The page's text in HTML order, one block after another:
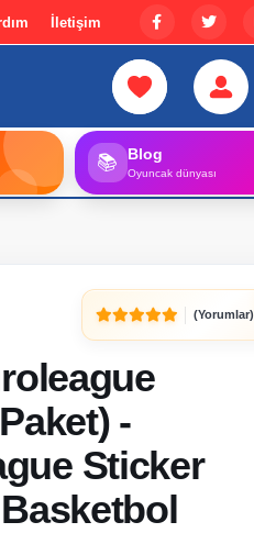
İletişim
📚 Blog
Oyuncak dünyası
(Yorumlar)
-
Sticker
Basketbol